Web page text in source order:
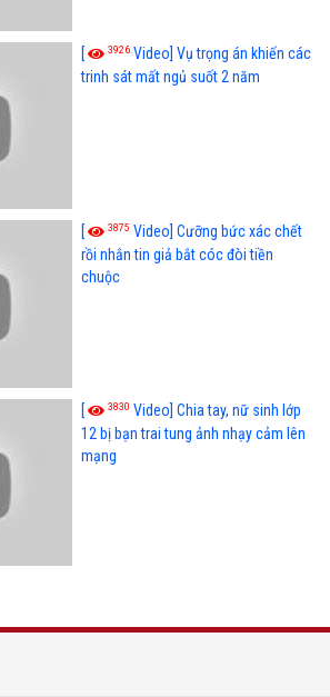
[ 3926 Video] Vụ trọng án khiến các
trinh sát mất ngủ suốt 2 năm
[ 3875 Video] Cưỡng bức xác chết
rồi nhắn tin giả bắt cóc đòi tiền
chuộc
[ 3830 Video] Chia tay, nữ sinh lớp
12 bị bạn trai tung ảnh nhạy cảm lên
mạng